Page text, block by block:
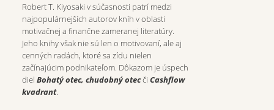
Robert T. Kiyosaki v súčasnosti patrí medzi
najpopulárnejších autorov kníh v oblasti
motivačnej a finančne zameranej literatúry.
Jeho knihy však nie sú len o motivovaní, ale aj
cenných radách, ktoré sa zídu nielen
začínajúcim podnikateľom. Dôkazom je úspech
dielBohatý otec, chudobný otecčiCashflow
kvadrant.